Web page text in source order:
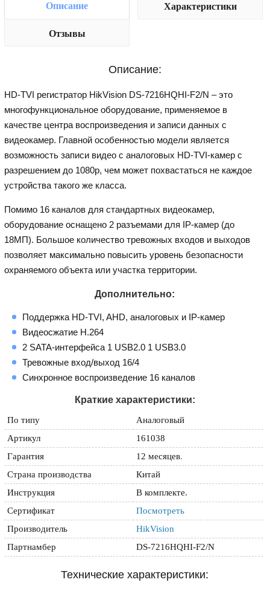
Описание Характеристики
Отзывы
Описание:
HD-TVI регистратор HikVision DS-7216HQHI-F2/N – это
многофункциональное оборудование, применяемое в
качестве центра воспроизведения и записи данных с
видеокамер. Главной особенностью модели является
возможность записи видео с аналоговых HD-TVI-камер с
разрешением до 1080p, чем может похвастаться не каждое
устройства такого же класса.
Помимо 16 каналов для стандартных видеокамер,
оборудование оснащено 2 разъемами для IP-камер (до
18МП). Большое количество тревожных входов и выходов
позволяет максимально повысить уровень безопасности
охраняемого объекта или участка территории.
Дополнительно:
Поддержка HD-TVI, AHD, аналоговых и IP-камер
Видеосжатие Н.264
2 SATA-интерфейса 1 USB2.0 1 USB3.0
Тревожные вход/выход 16/4
Синхронное воспроизведение 16 каналов
Краткие характеристики:
По типу
Аналоговый
Артикул
161038
Гарантия
12 месяцев.
Страна производства
Китай
Инструкция
В комплекте.
Сертификат
Посмотреть
Производитель
HikVision
Партнамбер
DS-7216HQHI-F2/N
Технические характеристики: